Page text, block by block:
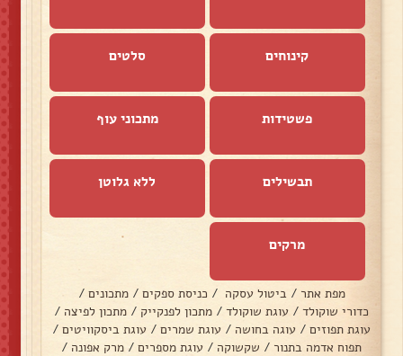
קינוחים סלטים
פשטידות מתכוני עוף
תבשילים ללא גלוטן
מרקים
מפת אתר / ביטול עסקה / כניסת ספקים / מתכונים /
כדורי שוקולד / עוגת שוקולד / מתכון לפנקייק / מתכון לפיצה /
עוגת תפוזים / עוגה בחושה / עוגת שמרים / עוגת ביסקוויטים /
תפוח אדמה בתנור / שקשוקה / עוגת מספרים / מרק אפונה /